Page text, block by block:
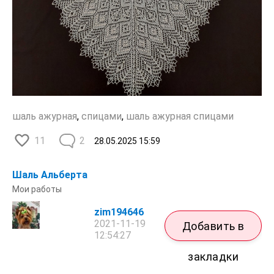
шаль ажурная, спицами, шаль ажурная спицами
11 28.05.2025 15:59
2
Шаль Альберта
Мои работы
zim194646
2021-11-19
12:54:27
Добавить в
закладки